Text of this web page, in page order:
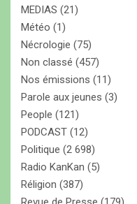
MEDIAS (21)
Météo (1)
Nécrologie (75)
Non classé (457)
Nos émissions (11)
Parole aux jeunes (3)
People (121)
PODCAST (12)
Politique (2 698)
Radio KanKan (5)
Réligion (387)